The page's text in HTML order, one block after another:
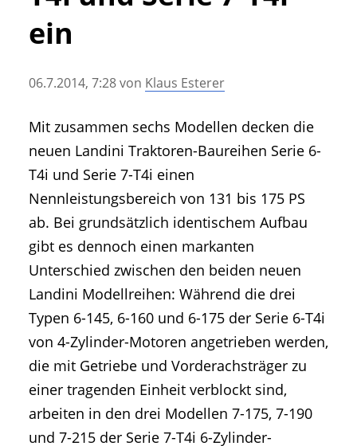
• Messen und Veranstaltungen
• Agritechnica Neuheiten Archiv
ein
06.7.2014, 7:28von Klaus Esterer
Mit zusammen sechs Modellen decken die
neuen Landini Traktoren-Baureihen Serie 6-
T4i und Serie 7-T4i einen
Nennleistungsbereich von 131 bis 175 PS
ab. Bei grundsätzlich identischem Aufbau
gibt es dennoch einen markanten
Unterschied zwischen den beiden neuen
Landini Modellreihen: Während die drei
Typen 6-145, 6-160 und 6-175 der Serie 6-T4i
von 4-Zylinder-Motoren angetrieben werden,
die mit Getriebe und Vorderachsträger zu
einer tragenden Einheit verblockt sind,
arbeiten in den drei Modellen 7-175, 7-190
und 7-215 der Serie 7-T4i 6-Zylinder-